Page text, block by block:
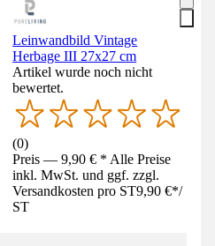
Leinwandbild Vintage
Herbage III 27x27 cm
Artikel wurde noch nicht
bewertet.
(0)
Preis — 9,90 € * Alle Preise
inkl. MwSt. und ggf. zzgl.
Versandkosten pro ST9,90 €*/
ST